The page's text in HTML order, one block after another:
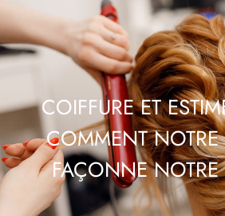
COIFFURE ET
COMMENT NOTRE
FAÇONNE NOTRE